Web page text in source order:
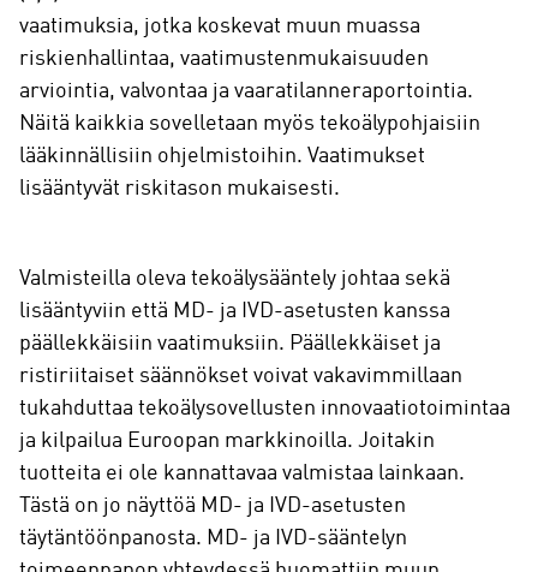
vaatimuksia, jotka koskevat muun muassa
riskienhallintaa, vaatimustenmukaisuuden
arviointia, valvontaa ja vaaratilanneraportointia.
Näitä kaikkia sovelletaan myös tekoälypohjaisiin
lääkinnällisiin ohjelmistoihin. Vaatimukset
lisääntyvät riskitason mukaisesti.
Valmisteilla oleva tekoälysääntely johtaa sekä
lisääntyviin että MD- ja IVD-asetusten kanssa
päällekkäisiin vaatimuksiin. Päällekkäiset ja
ristiriitaiset säännökset voivat vakavimmillaan
tukahduttaa tekoälysovellusten innovaatiotoimintaa
ja kilpailua Euroopan markkinoilla. Joitakin
tuotteita ei ole kannattavaa valmistaa lainkaan.
Tästä on jo näyttöä MD- ja IVD-asetusten
täytäntöönpanosta. MD- ja IVD-sääntelyn